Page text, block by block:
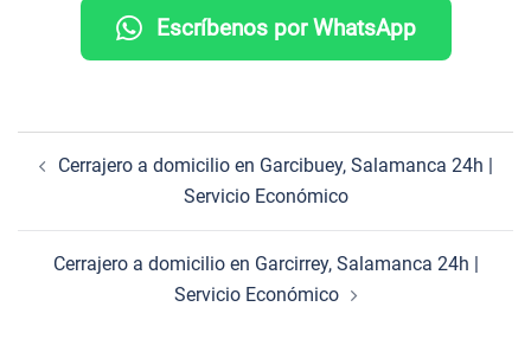
Escríbenos por WhatsApp
de
Cerrajero a domicilio en Garcibuey, Salamanca 24h |
Servicio Económico
Cerrajero a domicilio en Garcirrey, Salamanca 24h |
Servicio Económico